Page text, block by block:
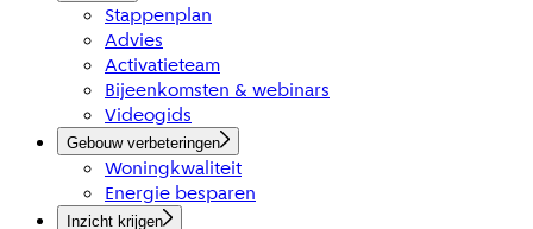
Stappenplan
Advies
Activatieteam
Bijeenkomsten & webinars
Videogids
Gebouw verbeteringen
Woningkwaliteit
Energie besparen
Inzicht krijgen